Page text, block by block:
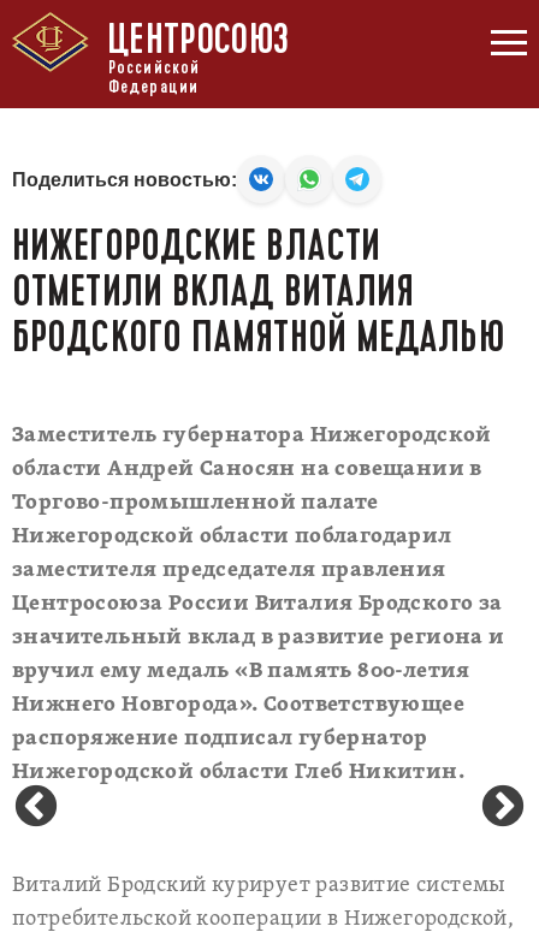
ЦЕНТРОСОЮЗ
Российской
Федерации
Поделиться новостью:
НИЖЕГОРОДСКИЕ ВЛАСТИ
ОТМЕТИЛИ ВКЛАД ВИТАЛИЯ
БРОДСКОГО ПАМЯТНОЙ МЕДАЛЬЮ
Заместитель губернатора Нижегородской
области Андрей Саносян на совещании в
Торгово-промышленной палате
Нижегородской области поблагодарил
заместителя председателя правления
Центросоюза России Виталия Бродского за
значительный вклад в развитие региона и
вручил ему медаль «В память 800-летия
Нижнего Новгорода». Соответствующее
распоряжение подписал губернатор
Нижегородской области Глеб Никитин.
Виталий Бродский курирует развитие системы
потребительской кооперации в Нижегородской,